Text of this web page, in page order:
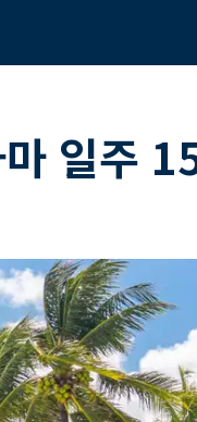
일주